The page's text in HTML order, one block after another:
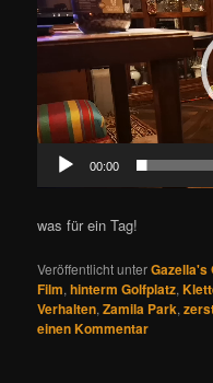
00:00
was für ein Tag!
Veröffentlicht unterGazella's
Film,hinterm Golfplatz,
Verhalten,Zamila Park,
einen Kommentar